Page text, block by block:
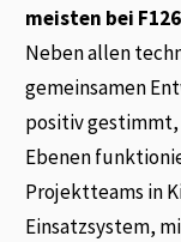
meisten bei
Neben allen
gemeinsamen
positiv
Ebenen
Projektteams in
Einsatzsystem,